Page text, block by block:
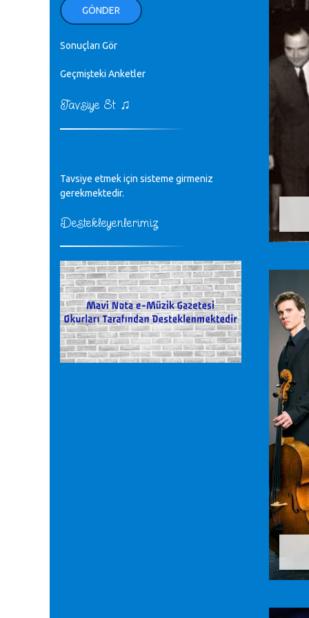
ellerinden benim için öpün.
Kurtuluş Çelebi - 07.01.2023
♪
Mavi Nota - 24.11.2022
♪
Biliyorum Cüneyt bey, yazımda da
♪
sayın müfit bey bilgilerinizi kontrol
edi 6440 sayılı cso kurulrş kanununda
GÖNDER
Sonuçları Gör
Geçmişteki Anketler
Tavsiye Et ♫
Tavsiye etmek için sisteme girmeniz
gerekmektedir.
Destekleyenlerimiz